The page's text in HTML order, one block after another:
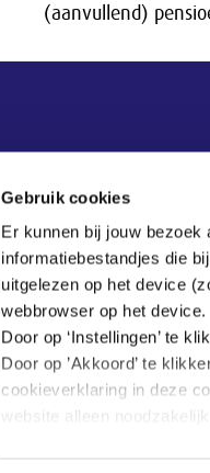
Gebruik cookies
Er kunnen bij jouw
informatiebestandjes die
uitgelezen op het device
webbrowser op het device.
Door op ‘Instellingen’ te
Door op ’Akkoord’ te
cookieverklaring in deze
(aanvullend)
Contact
Tel:070 - 3 499 499
Veelgestelde vragen